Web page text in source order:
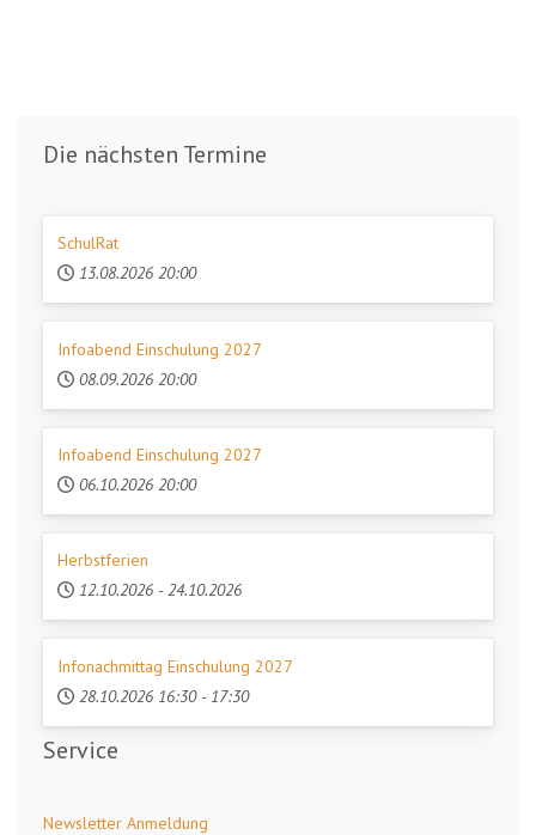
Die nächsten Termine
SchulRat
13.08.2026 20:00
Infoabend Einschulung 2027
08.09.2026 20:00
Infoabend Einschulung 2027
06.10.2026 20:00
Herbstferien
12.10.2026 - 24.10.2026
Infonachmittag Einschulung 2027
28.10.2026 16:30 - 17:30
Service
Newsletter Anmeldung